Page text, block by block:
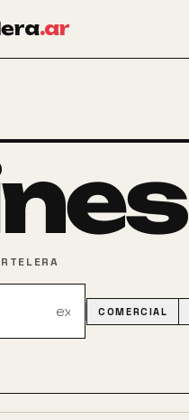
.ar
expand_more
COMERCIAL